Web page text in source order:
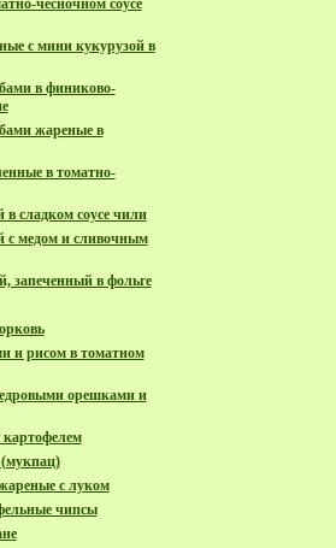
чесночном соусе
с мини кукурузой в
в финиково-
жареные в
в томатно-
в сладком соусе чили
с медом и сливочным
запеченный в фольге
и рисом в томатном
орешками и
с луком
чипсы